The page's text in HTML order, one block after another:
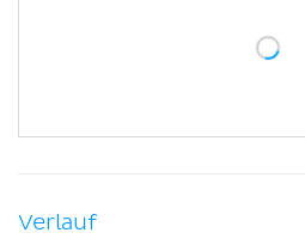
Verlauf